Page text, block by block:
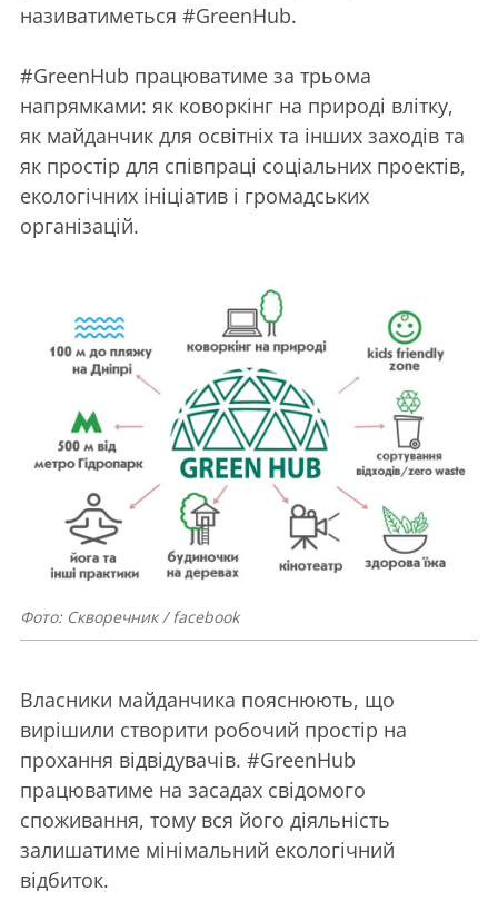
називатиметься #GreenHub.
#GreenHub працюватиме за трьома
напрямками: як коворкінг на природі влітку,
як майданчик для освітніх та інших заходів та
як простір для співпраці соціальних проектів,
екологічних ініціатив і громадських
організацій.
Фото: Скворечник / facebook
Власники майданчика пояснюють, що
вирішили створити робочий простір на
прохання відвідувачів. #GreenHub
працюватиме на засадах свідомого
споживання, тому вся його діяльність
залишатиме мінімальний екологічний
відбиток.